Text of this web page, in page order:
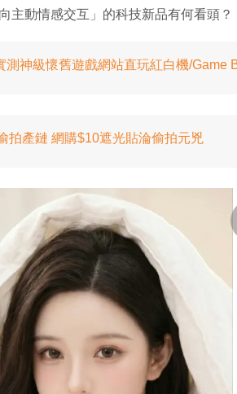
主動情感交互」的科技新品有何看頭？
神級懷舊遊戲網站直玩紅白機/Game
拍產鏈 網購$10遮光貼淪偷拍元兇